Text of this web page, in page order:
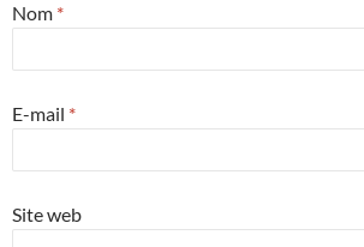
Nom *
E-mail *
Site web